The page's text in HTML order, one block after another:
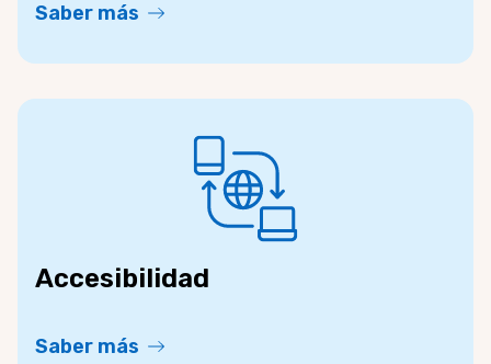
Saber más
Accesibilidad
Saber más